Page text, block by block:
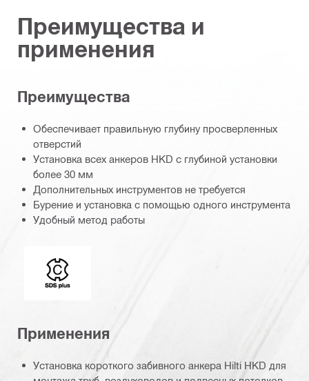
Преимущества и
применения
Преимущества
Обеспечивает правильную глубину просверленных
отверстий
Установка всех анкеров HKD с глубиной установки
более 30 мм
Дополнительных инструментов не требуется
Бурение и установка с помощью одного инструмента
Удобный метод работы
Хвостовики
Применения
Установка короткого забивного анкера Hilti HKD для